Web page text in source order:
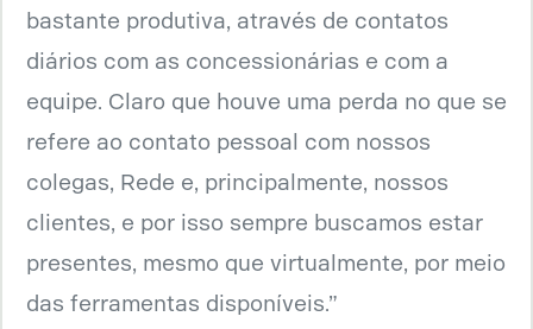
bastante produtiva, através de contatos
diários com as concessionárias e com a
equipe. Claro que houve uma perda no que se
refere ao contato pessoal com nossos
colegas, Rede e, principalmente, nossos
clientes, e por isso sempre buscamos estar
presentes, mesmo que virtualmente, por meio
das ferramentas disponíveis.”